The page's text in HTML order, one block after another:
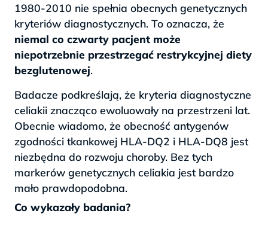
1980-2010 nie spełnia obecnych genetycznych
kryteriów diagnostycznych. To oznacza, że
niemal co czwarty pacjent może
niepotrzebnie przestrzegać restrykcyjnej diety
bezglutenowej.
Badacze podkreślają, że kryteria diagnostyczne
celiakii znacząco ewoluowały na przestrzeni lat.
Obecnie wiadomo, że obecność antygenów
zgodności tkankowej HLA-DQ2 i HLA-DQ8 jest
niezbędna do rozwoju choroby. Bez tych
markerów genetycznych celiakia jest bardzo
mało prawdopodobna.
Co wykazały badania?